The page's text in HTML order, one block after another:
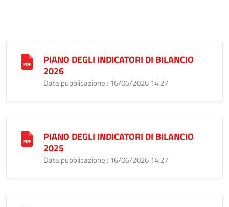
PIANO DEGLI INDICATORI DI BILANCIO
2026
Data pubblicazione : 16/06/2026 14:27
PIANO DEGLI INDICATORI DI BILANCIO
2025
Data pubblicazione : 16/06/2026 14:27